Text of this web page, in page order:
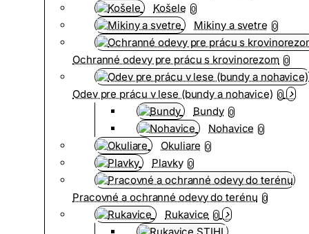
Košele 0
Mikiny a svetre 0
Ochranné odevy pre prácu s krovinorezom 0
Odev pre prácu v lese (bundy a nohavice) 0
Bundy 0
Nohavice 0
Okuliare 0
Plavky 0
Pracovné a ochranné odevy do terénu 0
Rukavice 0